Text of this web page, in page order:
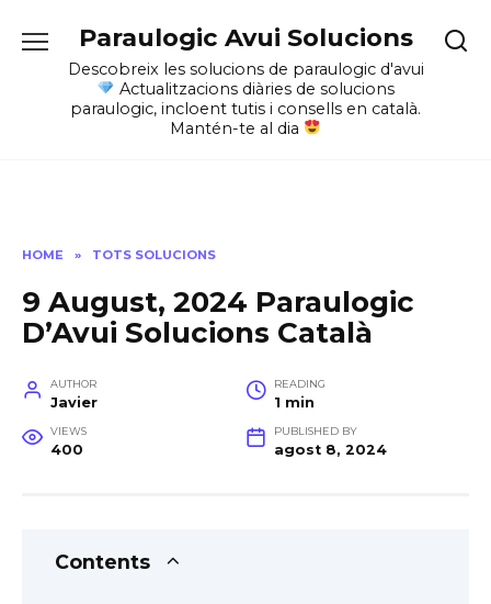
content
Paraulogic Avui Solucions
Descobreix les solucions de paraulogic d'avui
Actualitzacions diàries de solucions
paraulogic, incloent tutis i consells en català.
Mantén-te al dia
HOME » TOTS SOLUCIONS
9 August, 2024 Paraulogic
D’Avui Solucions Català
AUTHOR
Javier
READING
1 min
VIEWS
400
PUBLISHED BY
agost 8, 2024
Contents